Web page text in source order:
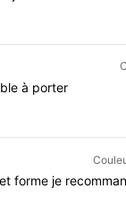
à porter
et forme je